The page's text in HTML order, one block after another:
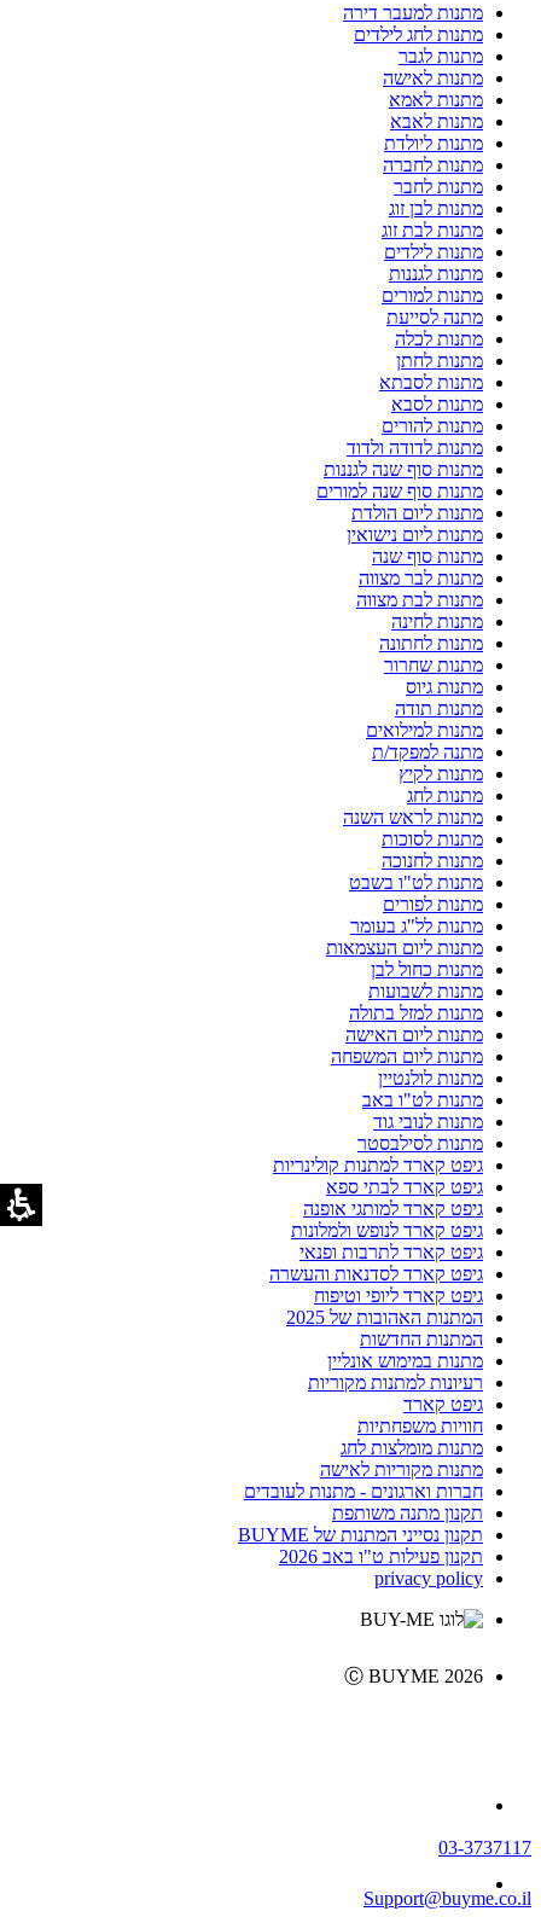
מתנות למעבר דירה
מתנות לחג לילדים
מתנות לגבר
מתנות לאישה
מתנות לאמא
מתנות לאבא
מתנות ליולדת
מתנות לחברה
מתנות לחבר
מתנות לבן זוג
מתנות לבת זוג
מתנות לילדים
מתנות לגננות
מתנות למורים
מתנה לסייעת
מתנות לכלה
מתנות לחתן
מתנות לסבתא
מתנות לסבא
מתנות להורים
מתנות לדודה ולדוד
מתנות סוף שנה לגננות
מתנות סוף שנה למורים
מתנות ליום הולדת
מתנות ליום נישואין
מתנות סוף שנה
מתנות לבר מצווה
מתנות לבת מצווה
מתנות לחינה
מתנות לחתונה
מתנות שחרור
מתנות גיוס
מתנות תודה
מתנות למילואים
מתנה למפקד/ת
מתנות לקיץ
מתנות לחג
מתנות לראש השנה
מתנות לסוכות
מתנות לחנוכה
מתנות לט"ו בשבט
מתנות לפורים
מתנות לל"ג בעומר
מתנות ליום העצמאות
מתנות כחול לבן
מתנות לשבועות
מתנות למזל בתולה
מתנות ליום האישה
מתנות ליום המשפחה
מתנות לולנטיין
מתנות לט"ו באב
מתנות לנובי גוד
מתנות לסילבסטר
גיפט קארד למתנות קולינריות
גיפט קארד לבתי ספא
גיפט קארד למותגי אופנה
גיפט קארד לנופש ולמלונות
גיפט קארד לתרבות ופנאי
גיפט קארד לסדנאות והעשרה
גיפט קארד ליופי וטיפוח
המתנות האהובות של 2025
המתנות החדשות
מתנות במימוש אונליין
רעיונות למתנות מקוריות
גיפט קארד
חוויות משפחתיות
מתנות מומלצות לחג
מתנות מקוריות לאישה
חברות וארגונים - מתנות לעובדים
תקנון מתנה משותפת
תקנון נסייני המתנות של BUYME
תקנון פעילות ט"ו באב 2026
privacy policy
Ⓒ BUYME 2026
03-3737117
Support@buyme.co.il